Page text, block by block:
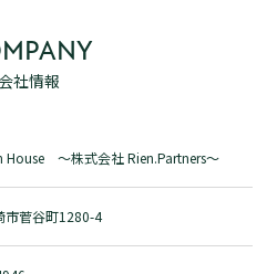
求する
会社情報
House ～株式会社 Rien.Partners～
市菅谷町1280-4